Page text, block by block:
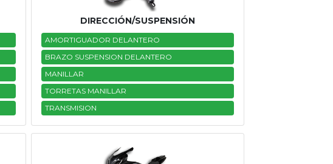
DIRECCIÓN/SUSPENSIÓN
AMORTIGUADOR DELANTERO
BRAZO SUSPENSION DELANTERO
MANILLAR
TORRETAS MANILLAR
TRANSMISION